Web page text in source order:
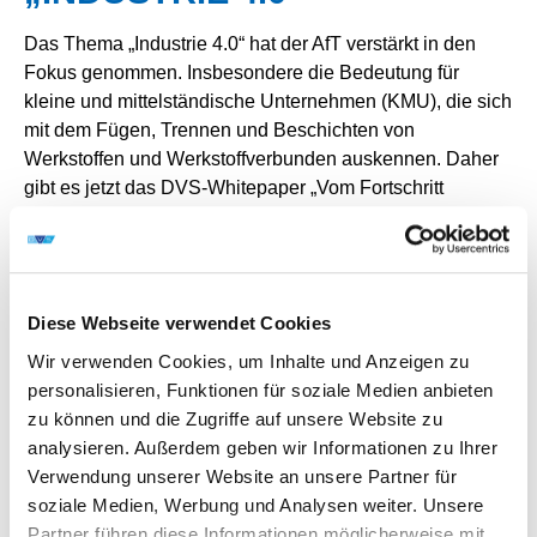
Diese Webseite verwendet Cookies
Wir verwenden Cookies, um Inhalte und Anzeigen zu
personalisieren, Funktionen für soziale Medien anbieten
zu können und die Zugriffe auf unsere Website zu
analysieren. Außerdem geben wir Informationen zu Ihrer
Verwendung unserer Website an unsere Partner für
soziale Medien, Werbung und Analysen weiter. Unsere
Das Thema „Industrie 4.0“ hat der AfT verstärkt in den
Fokus genommen. Insbesondere die Bedeutung für
kleine und mittelständische Unternehmen (KMU), die sich
mit dem Fügen, Trennen und Beschichten von
Werkstoffen und Werkstoffverbunden auskennen. Daher
gibt es jetzt das DVS-Whitepaper „Vom Fortschritt
und entwickelt haben es die Experten in der
Arbeitsgruppe (AG) „Industrie 4.0“.
benennt Vorteile der Digitalisierung für die
schweißtechnischen Betriebe und listet Anlaufstellen
sowie Informationsplattformen auf. Daneben gibt es eine
Serie von Fachbeiträgen zu „Industrie 4.0“, die in der
Zeitschrift SCHWEISSEN UND SCHNEIDEN sei März
2021 veröffentlicht werden.
DVS-Whitepaper „Vom Fortschritt profitieren: